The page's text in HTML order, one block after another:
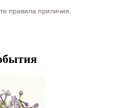
правила приличия.